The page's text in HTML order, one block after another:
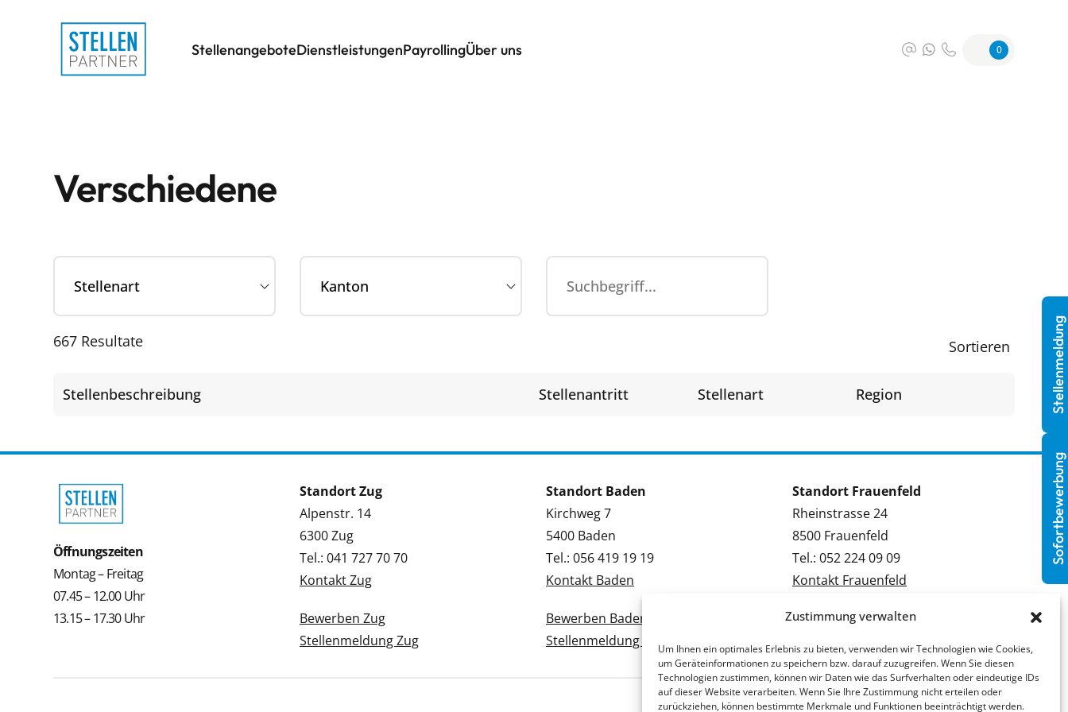
Zustimmung verwalten
Um Ihnen ein optimales Erlebnis zu bieten, verwenden wir Technologien wie Cookies,
um Geräteinformationen zu speichern bzw. darauf zuzugreifen. Wenn Sie diesen
Technologien zustimmen, können wir Daten wie das Surfverhalten oder eindeutige IDs
auf dieser Website verarbeiten. Wenn Sie Ihre Zustimmung nicht erteilen oder
zurückziehen, können bestimmte Merkmale und Funktionen beeinträchtigt werden.
StellenangeboteDienstleistungenPayrollingÜber uns 0
Verschiedene
667 Resultate Sortieren
Stellenbeschreibung Stellenantritt Stellenart Region
Öffnungszeiten
Montag – Freitag
07.45 – 12.00 Uhr
13.15 – 17.30 Uhr
Standort Zug
Alpenstr. 14
6300 Zug
Tel.: 041 727 70 70
Kontakt Zug
Bewerben Zug
Stellenmeldung Zug
Standort Baden
Kirchweg 7
5400 Baden
Tel.: 056 419 19 19
Kontakt Baden
Bewerben Baden
Stellenmeldung Baden
Standort Frauenfeld
Rheinstrasse 24
8500 Frauenfeld
Tel.: 052 224 09 09
Kontakt Frauenfeld
Bewerben Frauenfeld
Sofortbewerbung
Stellenmeldung